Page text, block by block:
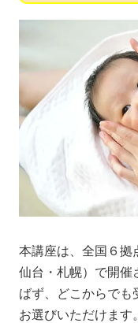
本講座は、全国６拠
仙台・札幌）で開催
ばず、どこからでも
お選びいただけます。